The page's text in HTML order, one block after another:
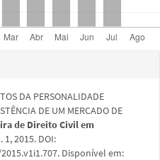
DA PERSONALIDADE
DE UM MERCADO DE
de Direito Civil em
2015. DOI:
Disponível em: